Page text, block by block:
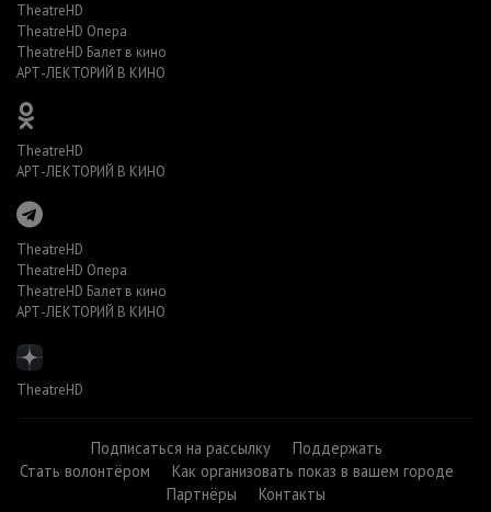
TheatreHD
TheatreHD Опера
TheatreHD Балет в кино
АРТ-ЛЕКТОРИЙ В КИНО
TheatreHD
АРТ-ЛЕКТОРИЙ В КИНО
TheatreHD
TheatreHD Опера
TheatreHD Балет в кино
АРТ-ЛЕКТОРИЙ В КИНО
TheatreHD
Подписаться на рассылку
Поддержать
Стать волонтёром
Как организовать показ в вашем городе
Партнёры
Контакты